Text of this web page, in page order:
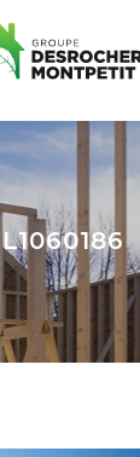
L1060186